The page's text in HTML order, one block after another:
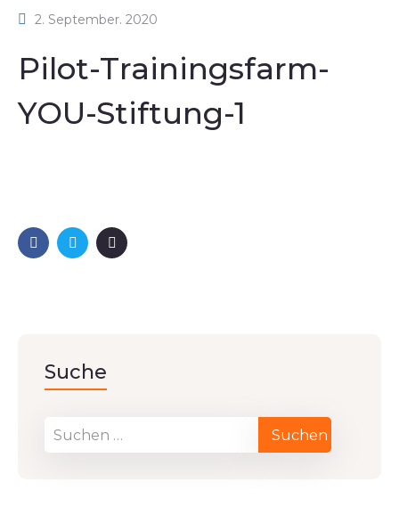
2. September. 2020
Pilot-Trainingsfarm-
YOU-Stiftung-1
Suche